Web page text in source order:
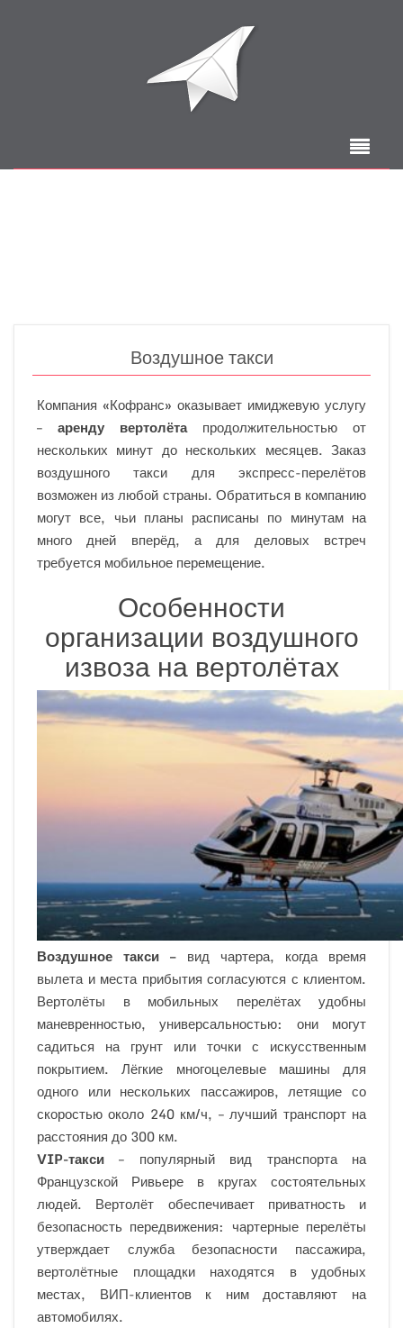
Воздушное такси
Компания «Кофранс» оказывает имиджевую услугу
– аренду вертолётапродолжительностью от
нескольких минут до нескольких месяцев. Заказ
воздушного такси для экспресс-перелётов
возможен из любой страны. Обратиться в компанию
могут все, чьи планы расписаны по минутам на
много дней вперёд, а для деловых встреч
требуется мобильное перемещение.
Особенности
организации воздушного
извоза на вертолётах
Воздушное такси – вид чартера, когда время
вылета и места прибытия согласуются с клиентом.
Вертолёты в мобильных перелётах удобны
маневренностью, универсальностью: они могут
садиться на грунт или точки с искусственным
покрытием. Лёгкие многоцелевые машины для
одного или нескольких пассажиров, летящие со
скоростью около 240 км/ч, – лучший транспорт на
расстояния до 300 км.
VIP-такси – популярный вид транспорта на
Французской Ривьере в кругах состоятельных
людей. Вертолёт обеспечивает приватность и
безопасность передвижения: чартерные перелёты
утверждает служба безопасности пассажира,
вертолётные площадки находятся в удобных
местах, ВИП-клиентов к ним доставляют на
автомобилях.